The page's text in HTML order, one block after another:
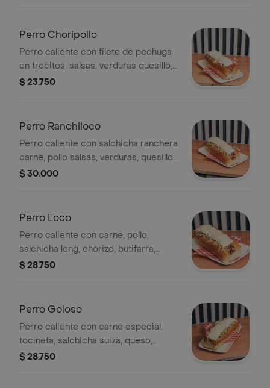
Perro Choripollo
Perro caliente con filete de pechuga
en trocitos, salsas, verduras quesillo,
papa ripio, chorizo, queso costeño
$ 23.750
Perro Ranchiloco
Perro caliente con salchicha ranchera
carne, pollo salsas, verduras, quesillo,
chorizo, butifarra, queso costeño,
$ 30.000
Perro Loco
Perro caliente con carne, pollo,
salchicha long, chorizo, butifarra,
salsas, verduras, quesillo, queso
$ 28.750
Perro Goloso
Perro caliente con carne especial,
tocineta, salchicha suiza, queso,
verduras, salsas queso costeño, papa
$ 28.750